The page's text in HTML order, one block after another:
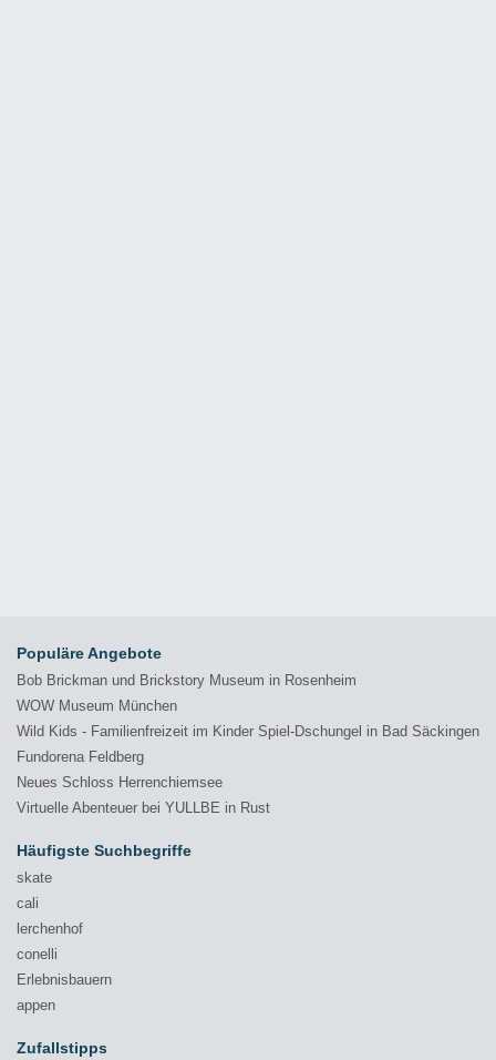
Populäre Angebote
Bob Brickman und Brickstory Museum in Rosenheim
WOW Museum München
Wild Kids - Familienfreizeit im Kinder Spiel-Dschungel in Bad Säckingen
Fundorena Feldberg
Neues Schloss Herrenchiemsee
Virtuelle Abenteuer bei YULLBE in Rust
Häufigste Suchbegriffe
skate
cali
lerchenhof
conelli
Erlebnisbauern
appen
Zufallstipps